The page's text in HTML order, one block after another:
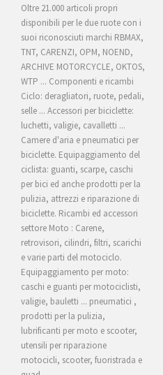
Oltre 21.000 articoli propri
disponibili per le due ruote con i
suoi riconosciuti marchi RBMAX,
TNT, CARENZI, OPM, NOEND,
ARCHIVE MOTORCYCLE, OKTOS,
WTP ... Componenti e ricambi
Ciclo: deragliatori, ruote, pedali,
selle ... Accessori per biciclette:
luchetti, valigie, cavalletti ...
Camere d'aria e pneumatici per
biciclette. Equipaggiamento del
ciclista: guanti, scarpe, caschi
per bici ed anche prodotti per la
pulizia, attrezzi e riparazione di
biciclette. Ricambi ed accessori
settore Moto : Carene,
retrovisori, cilindri, filtri, scarichi
e varie parti del motociclo.
Equipaggiamento per moto:
caschi e guanti per motociclisti,
valigie, bauletti ... pneumatici ,
prodotti per la pulizia,
lubrificanti per moto e scooter,
utensili per riparazione
motocicli, scooter, fuoristrada e